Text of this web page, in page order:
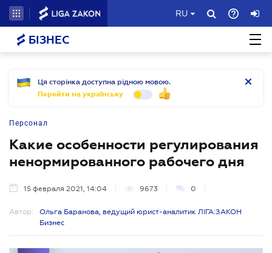
RU
БІЗНЕС
Ця сторінка доступна рідною мовою.
Перейти на українську
Персонал
Какие особенности регулирования
ненормированного рабочего дня
15 февраля 2021, 14:04 9673 0
Автор:
Ольга Баранова, ведущий юрист-аналитик ЛІГА:ЗАКОН
Бизнес